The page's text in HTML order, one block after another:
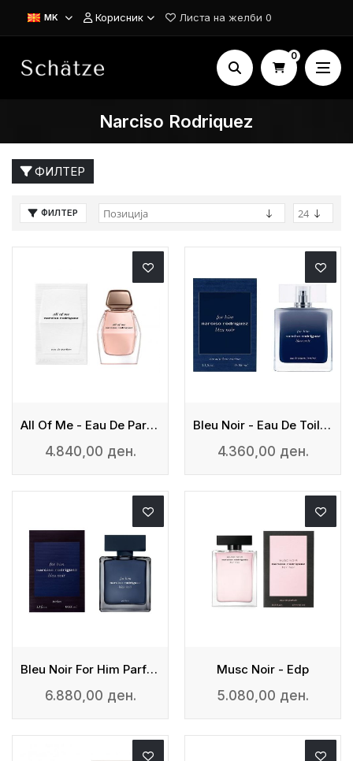
MK Корисник Листа на желби 0
0
Narciso Rodriquez
ФИЛТЕР
ФИЛТЕР
All Of Me - Eau De Parfum
4.840,00 ден.
Bleu Noir - Eau De Toilette Extreme
4.360,00 ден.
Bleu Noir For Him Parfum
6.880,00 ден.
Musc Noir - Edp
5.080,00 ден.